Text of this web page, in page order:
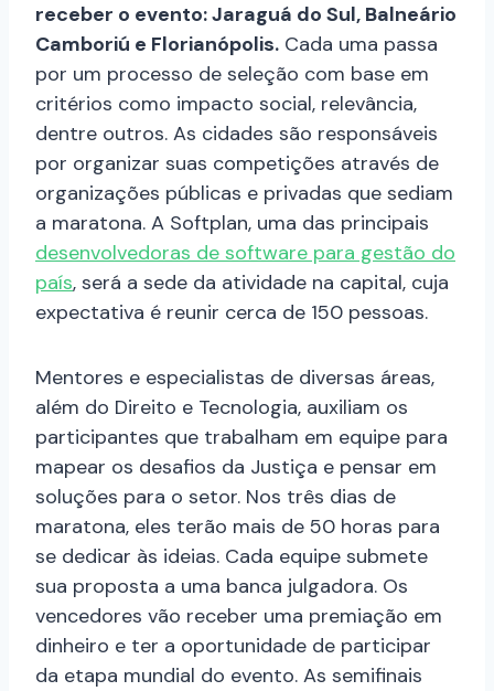
receber o evento: Jaraguá do Sul, Balneário
Camboriú e Florianópolis. Cada uma passa
por um processo de seleção com base em
critérios como impacto social, relevância,
dentre outros. As cidades são responsáveis
por organizar suas competições através de
organizações públicas e privadas que sediam
a maratona. A Softplan, uma das principais
desenvolvedoras de software para gestão do
país, será a sede da atividade na capital, cuja
expectativa é reunir cerca de 150 pessoas.
Mentores e especialistas de diversas áreas,
além do Direito e Tecnologia, auxiliam os
participantes que trabalham em equipe para
mapear os desafios da Justiça e pensar em
soluções para o setor. Nos três dias de
maratona, eles terão mais de 50 horas para
se dedicar às ideias. Cada equipe submete
sua proposta a uma banca julgadora. Os
vencedores vão receber uma premiação em
dinheiro e ter a oportunidade de participar
da etapa mundial do evento. As semifinais